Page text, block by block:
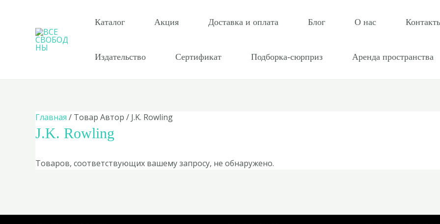
содержимому
Каталог Акция Доставка и оплата Блог О нас
Издательство Сертификат Подборка-сюрприз Аренда пространства
Главная / Товар Автор / J.K. Rowling
J.K. Rowling
Товаров, соответствующих вашему запросу, не обнаружено.